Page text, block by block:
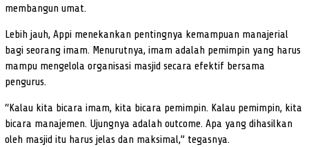
membangun umat.
Lebih jauh, Appi menekankan pentingnya kemampuan manajerial
bagi seorang imam. Menurutnya, imam adalah pemimpin yang harus
mampu mengelola organisasi masjid secara efektif bersama
pengurus.
“Kalau kita bicara imam, kita bicara pemimpin. Kalau pemimpin, kita
bicara manajemen. Ujungnya adalah outcome. Apa yang dihasilkan
oleh masjid itu harus jelas dan maksimal,” tegasnya.